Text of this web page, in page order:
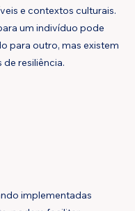
e contextos culturais.
um indivíduo pode
para outro, mas existem
resiliência.
implementadas